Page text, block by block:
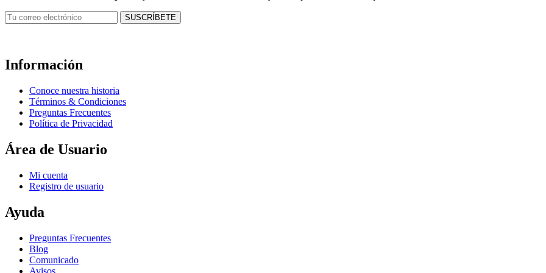
Información
Conoce nuestra historia
Términos & Condiciones
Preguntas Frecuentes
Política de Privacidad
Área de Usuario
Mi cuenta
Registro de usuario
Ayuda
Preguntas Frecuentes
Blog
Comunicado
Avisos